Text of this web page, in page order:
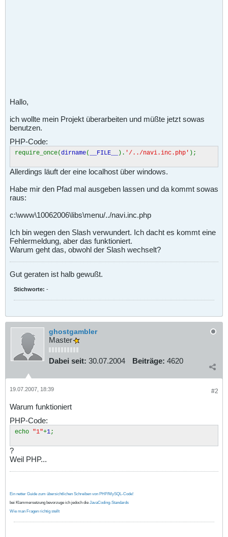
Hallo,
ich wollte mein Projekt überarbeiten und müßte jetzt sowas
benutzen.
PHP-Code:
require_once(dirname( __FILE__ ). '/../navi.inc.php' );
Allerdings läuft der eine localhost über windows.
Habe mir den Pfad mal ausgeben lassen und da kommt sowas
raus:
c:\www\10062006\libs\menu/../navi.inc.php
Ich bin wegen den Slash verwundert. Ich dacht es kommt eine
Fehlermeldung, aber das funktioniert.
Warum geht das, obwohl der Slash wechselt?
Gut geraten ist halb gewußt.
Stichworte: -
ghostgambler
Master
Dabei seit: 30.07.2004 Beiträge: 4620
#2
19.07.2007, 18:39
Warum funktioniert
PHP-Code:
echo "1"+1;
?
Weil PHP...
Ein netter Guide zum übersichtlichen Schreiben von PHP/MySQL-Code!
bei Klammersetzung bevorzuge ich jedoch die JavaCoding-Standards
Wie man Fragen richtig stellt